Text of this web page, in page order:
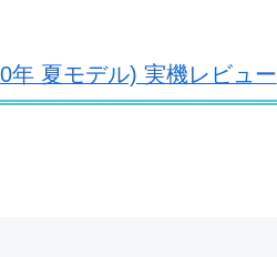
年 夏モデル) 実機レビュー